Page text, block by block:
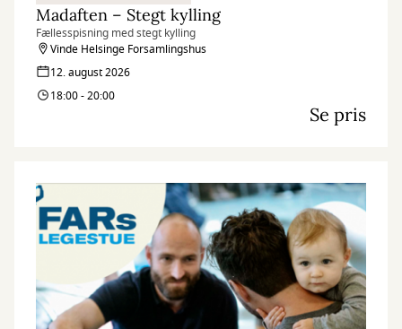
Madaften – Stegt kylling
Fællesspisning med stegt kylling
Vinde Helsinge Forsamlingshus
12. august 2026
18:00 - 20:00
Se pris